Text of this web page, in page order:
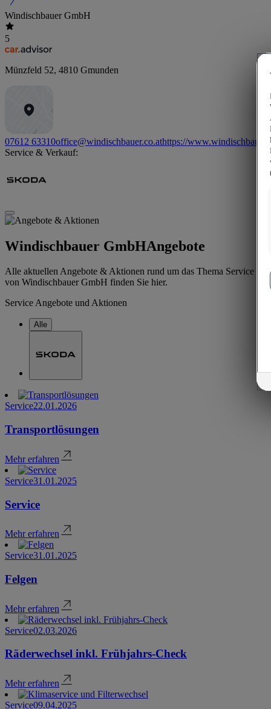
Windischbauer GmbH
5
Münzfeld 52, 4810 Gmunden
07612 63310office@windischbauer.co.athttps://
Service & Verkauf:
Windischbauer GmbHAngebote
Alle aktuellen Angebote & Aktionen rund um das Thema Service
von Windischbauer GmbH finden Sie hier.
Service Angebote und Aktionen
Alle
Service22.01.2026
Transportlösungen
Mehr erfahren
Service31.01.2025
Service
Mehr erfahren
Service31.01.2025
Felgen
Mehr erfahren
Service02.03.2026
Räderwechsel inkl. Frühjahrs-Check
Mehr erfahren
Service09.04.2025